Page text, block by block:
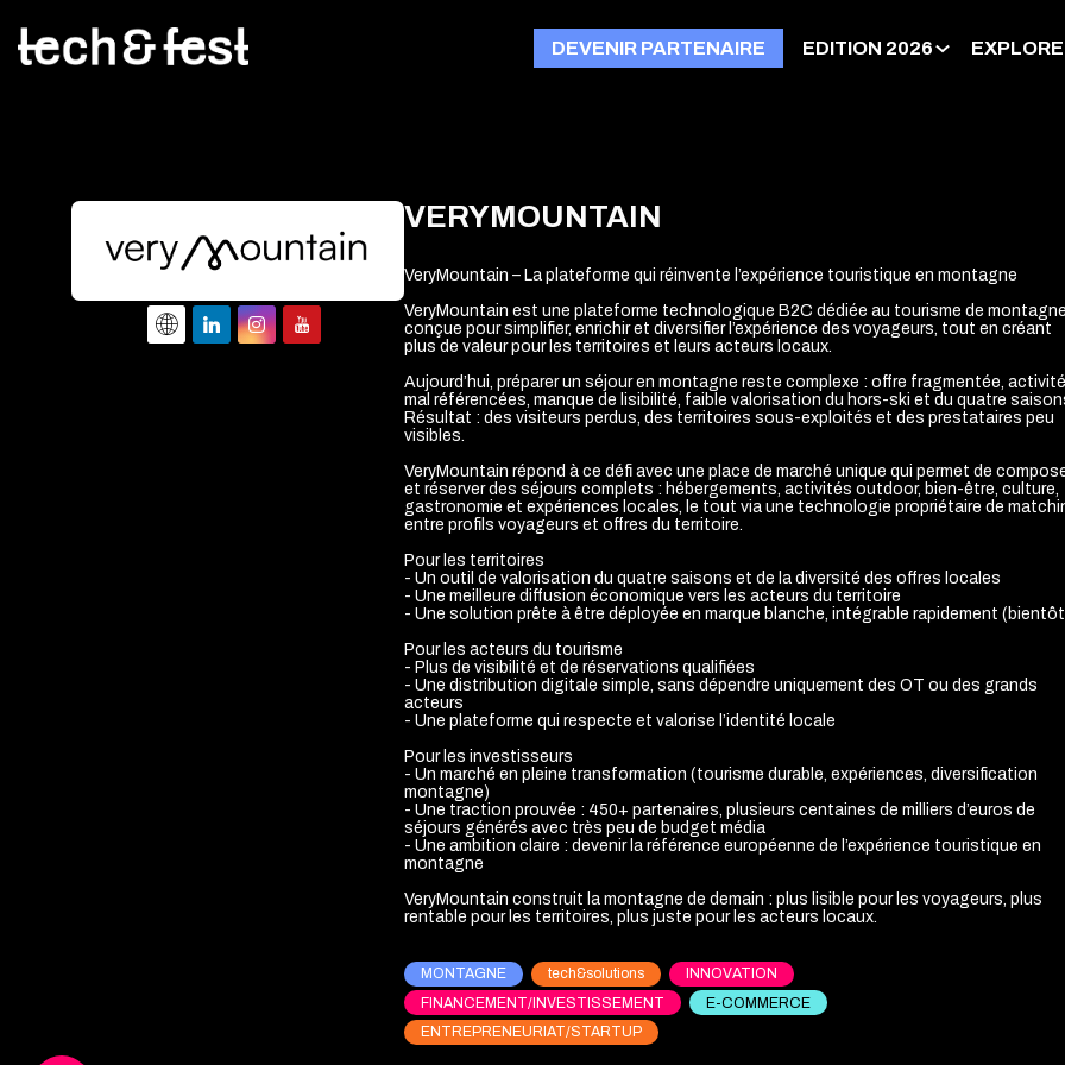
DEVENIR PARTENAIRE EDITION 2026
VERYMOUNTAIN
VeryMountain – La plateforme qui réinvente l’expérience touristique en montagne
VeryMountain est une plateforme technologique B2C dédiée au tourisme de
conçue pour simplifier, enrichir et diversifier l’expérience des voyageurs, tout en créant
plus de valeur pour les territoires et leurs acteurs locaux.
Aujourd’hui, préparer un séjour en montagne reste complexe : offre fragmentée,
mal référencées, manque de lisibilité, faible valorisation du hors-ski et du quatre
Résultat : des visiteurs perdus, des territoires sous-exploités et des prestataires peu
visibles.
VeryMountain répond à ce défi avec une place de marché unique qui permet de
et réserver des séjours complets : hébergements, activités outdoor, bien-être, culture,
gastronomie et expériences locales, le tout via une technologie propriétaire de
entre profils voyageurs et offres du territoire.
Pour les territoires
- Un outil de valorisation du quatre saisons et de la diversité des offres locales
- Une meilleure diffusion économique vers les acteurs du territoire
- Une solution prête à être déployée en marque blanche, intégrable rapidement
Pour les acteurs du tourisme
- Plus de visibilité et de réservations qualifiées
- Une distribution digitale simple, sans dépendre uniquement des OT ou des grands
acteurs
- Une plateforme qui respecte et valorise l’identité locale
Pour les investisseurs
- Un marché en pleine transformation (tourisme durable, expériences, diversification
montagne)
- Une traction prouvée : 450+ partenaires, plusieurs centaines de milliers d’euros de
séjours générés avec très peu de budget média
- Une ambition claire : devenir la référence européenne de l’expérience touristique en
montagne
VeryMountain construit la montagne de demain : plus lisible pour les voyageurs, plus
rentable pour les territoires, plus juste pour les acteurs locaux.
MONTAGNE tech&solutions
INNOVATION
FINANCEMENT/INVESTISSEMENT
E-COMMERCE
ENTREPRENEURIAT/STARTUP